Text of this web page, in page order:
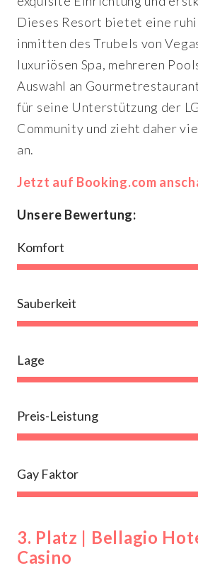
Dieses Resort bietet eine
inmitten des Trubels von
luxuriösen Spa, mehreren
Auswahl an
für seine Unterstützung der
Community und zieht daher
an.
Jetzt auf Booking.com
Unsere Bewertung:
Komfort
Sauberkeit
Lage
Preis-Leistung
Gay Faktor
3. Platz | Bellagio
Casino